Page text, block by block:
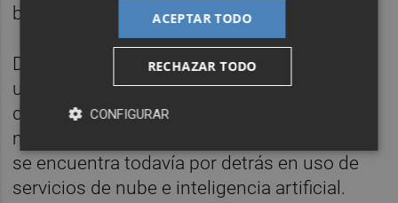
bloque.
De la misma forma, España avanza en la
utilización empresarial de tecnologías
digitales avanzadas y supera con creces la
media europea en análisis de datos, aunque
se encuentra todavía por detrás en uso de
servicios de nube e inteligencia artificial.
ACEPTAR TODO
RECHAZAR TODO
CONFIGURAR